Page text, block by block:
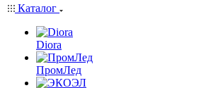
Каталог
Diora
ПромЛед